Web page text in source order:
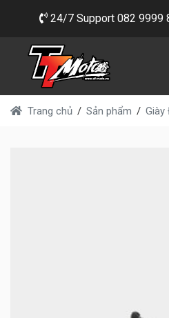
24/7 Support 082 9999
Trang chủ Sản phẩm Giày